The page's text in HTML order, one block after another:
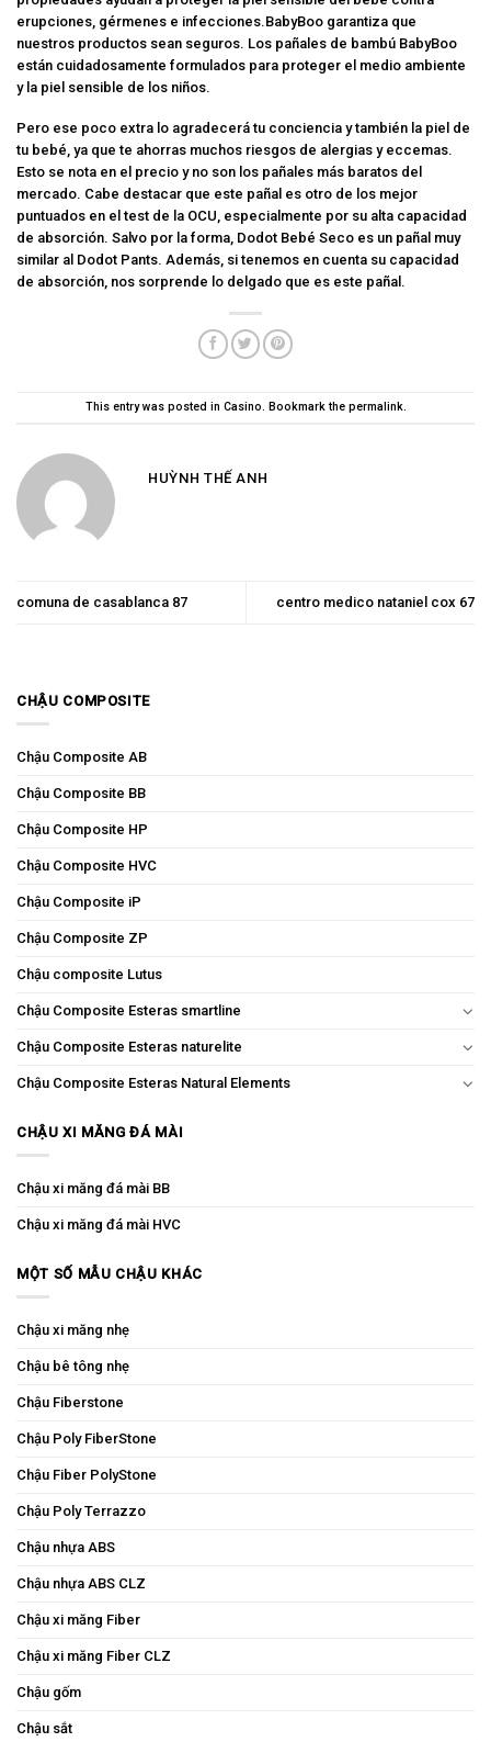
erupciones, gérmenes e infecciones.BabyBoo garantiza que
nuestros productos sean seguros. Los pañales de bambú BabyBoo
están cuidadosamente formulados para proteger el medio ambiente
y la piel sensible de los niños.
Pero ese poco extra lo agradecerá tu conciencia y también la piel de
tu bebé, ya que te ahorras muchos riesgos de alergias y eccemas.
Esto se nota en el precio y no son los pañales más baratos del
mercado. Cabe destacar que este pañal es otro de los mejor
puntuados en el test de la OCU, especialmente por su alta capacidad
de absorción. Salvo por la forma, Dodot Bebé Seco es un pañal muy
similar al Dodot Pants. Además, si tenemos en cuenta su capacidad
de absorción, nos sorprende lo delgado que es este pañal.
This entry was posted in Casino. Bookmark the permalink.
HUỲNH THẾ ANH
comuna de casablanca 87 centro medico nataniel cox 67
CHẬU COMPOSITE
Chậu Composite AB
Chậu Composite BB
Chậu Composite HP
Chậu Composite HVC
Chậu Composite iP
Chậu Composite ZP
Chậu composite Lutus
Chậu Composite Esteras smartline
Chậu Composite Esteras naturelite
Chậu Composite Esteras Natural Elements
CHẬU XI MĂNG ĐÁ MÀI
Chậu xi măng đá mài BB
Chậu xi măng đá mài HVC
MỘT SỐ MẪU CHẬU KHÁC
Chậu xi măng nhẹ
Chậu bê tông nhẹ
Chậu Fiberstone
Chậu Poly FiberStone
Chậu Fiber PolyStone
Chậu Poly Terrazzo
Chậu nhựa ABS
Chậu nhựa ABS CLZ
Chậu xi măng Fiber
Chậu xi măng Fiber CLZ
Chậu gốm
Chậu sắt